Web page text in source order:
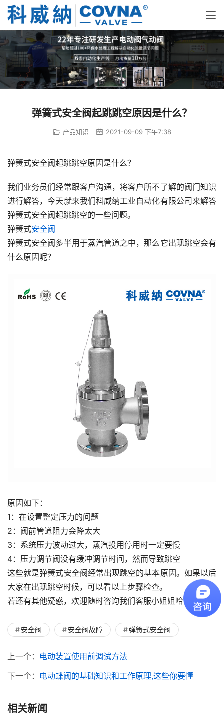
弹簧式安全阀起跳跳空原因是什么？
产品知识 2021-09-09 下午7:38
弹簧式安全阀起跳跳空原因是什么？
我们业务员们经常跟客户沟通，将客户所不了解的阀门知识
进行解答，今天就来我们科威纳工业自动化有限公司来解答
弹簧式安全阀起跳跳空的一些问题。
弹簧式安全阀
弹簧式安全阀多半用于蒸汽管道之中，那么它出现跳空会有
什么原因呢？
原因如下：
1：在设置整定压力的问题
2：阀前管道阻力会降太大
3：系统压力波动过大，蒸汽投用停用时一定要慢
4：压力调节阀没有缓冲调节时间，然而导致跳空
这些就是弹簧式安全阀经常出现跳空的基本原因。如果以后
大家在出现跳空时候，可以看以上步骤检查。
若还有其他疑惑，欢迎随时咨询我们客服小姐姐哈~
安全阀 安全阀故障 弹簧式安全阀
上一个： 电动装置使用前调试方法
下一个： 电动蝶阀的基础知识和工作原理,这些你要懂
相关新闻